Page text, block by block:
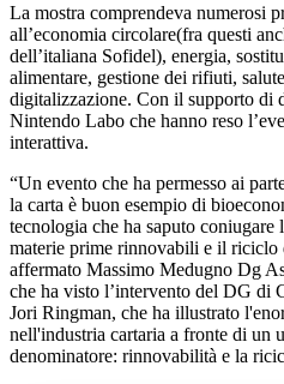
La mostra comprendeva numerosi
all’economia circolare(fra questi
dell’italiana Sofidel), energia,
alimentare, gestione dei rifiuti,
digitalizzazione. Con il supporto di
Nintendo Labo che hanno reso
interattiva.
“Un evento che ha permesso ai
la carta è buon esempio di
tecnologia che ha saputo
materie prime rinnovabili e il riciclo
affermato Massimo Medugno Dg
che ha visto l’intervento del DG di
Jori Ringman, che ha illustrato
nell'industria cartaria a fronte di un
denominatore: rinnovabilità e la